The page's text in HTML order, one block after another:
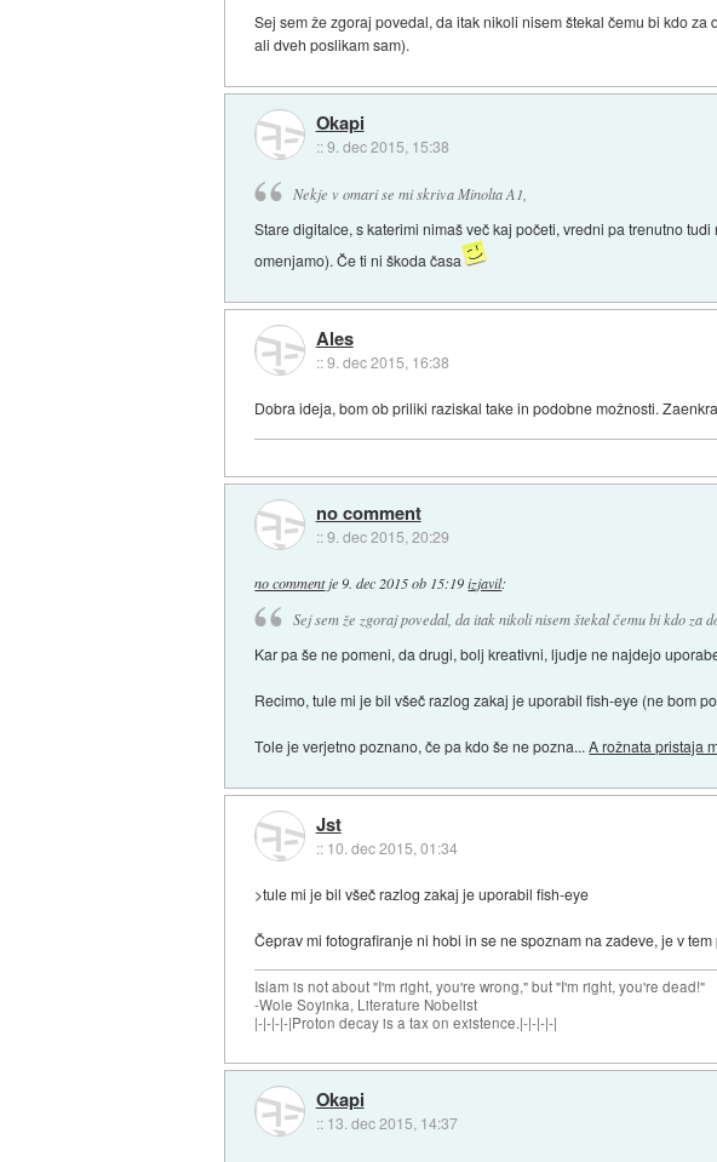
Sej sem že zgoraj povedal, da itak nikoli nisem štekal čemu bi kdo
ali dveh poslikam sam).
Okapi
::9. dec 2015, 15:38
Nekje v omari se mi skriva Minolta A1,
Stare digitalce, s katerimi nimaš več kaj početi, vredni pa trenutno
omenjamo). Če ti ni škoda časa
Ales
::9. dec 2015, 16:38
Dobra ideja, bom ob priliki raziskal take in podobne možnosti.
no comment
::9. dec 2015, 20:29
no commentje 9. dec 2015 ob 15:19 izjavil:
Sej sem že zgoraj povedal, da itak nikoli nisem štekal čemu bi kdo za
Kar pa še ne pomeni, da drugi, bolj kreativni, ljudje ne najdejo
Recimo, tule mi je bil všeč razlog zakaj je uporabil fish-eye (ne bom
Tole je verjetno poznano, če pa kdo še ne pozna...A rožnata pristaja
Jst
:: 10. dec 2015, 01:34
>tule mi je bil všeč razlog zakaj je uporabil fish-eye
Čeprav mi fotografiranje ni hobi in se ne spoznam na zadeve, je v
Islam is not about "I'm right, you're wrong," but "I'm right, you're dead!"
-Wole Soyinka, Literature Nobelist
|-|-|-|-|Proton decay is a tax on existence.|-|-|-|-|
Okapi
:: 13. dec 2015, 14:37